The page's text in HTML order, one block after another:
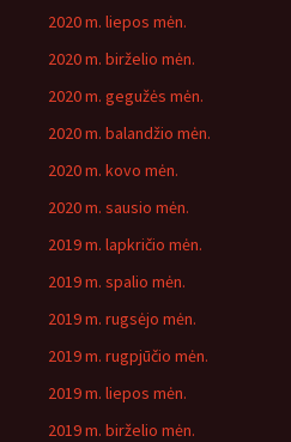
2020 m. liepos mėn.
2020 m. birželio mėn.
2020 m. gegužės mėn.
2020 m. balandžio mėn.
2020 m. kovo mėn.
2020 m. sausio mėn.
2019 m. lapkričio mėn.
2019 m. spalio mėn.
2019 m. rugsėjo mėn.
2019 m. rugpjūčio mėn.
2019 m. liepos mėn.
2019 m. birželio mėn.